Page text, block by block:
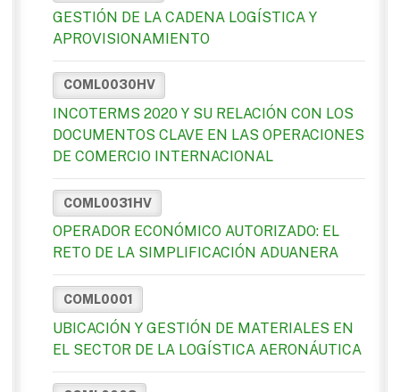
GESTIÓN DE LA CADENA LOGÍSTICA Y
APROVISIONAMIENTO
COML0030HV
INCOTERMS 2020 Y SU RELACIÓN CON LOS
DOCUMENTOS CLAVE EN LAS OPERACIONES
DE COMERCIO INTERNACIONAL
COML0031HV
OPERADOR ECONÓMICO AUTORIZADO: EL
RETO DE LA SIMPLIFICACIÓN ADUANERA
COML0001
UBICACIÓN Y GESTIÓN DE MATERIALES EN
EL SECTOR DE LA LOGÍSTICA AERONÁUTICA